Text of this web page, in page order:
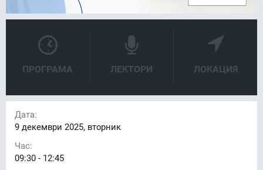
ПРОГРАМА ЛЕКТОРИ ЛОКАЦИЯ
Дата:
9 декември 2025, вторник
Час:
09:30 - 12:45